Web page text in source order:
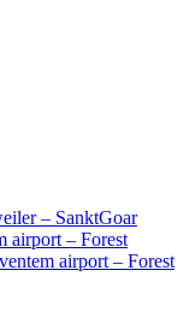
– SanktGoar
airport – Forest
airport – Forest